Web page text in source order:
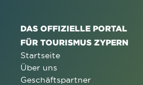
DAS OFFIZIELLE PORTAL
FÜR TOURISMUS ZYPERN
Startseite
Über uns
Geschäftspartner